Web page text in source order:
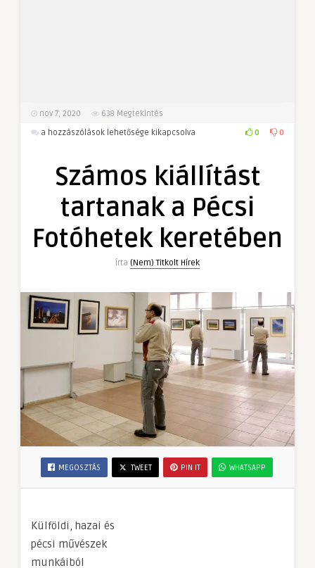
nov 7, 2020 638 Megtekintés
Számos
Fotóhetek
keretében
bejegyzéshez
a hozzászólások lehetősége kikapcsolva 0 0
Számos kiállítást
tartanak a Pécsi
Fotóhetek keretében
Írta (Nem) Titkolt Hírek
MEGOSZTÁS TWEET PIN IT WHATSAPP
Külföldi, hazai és
pécsi művészek
munkáiból